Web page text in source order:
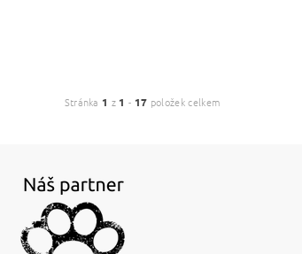
Stránka 1 z 1 - 17 položek celkem